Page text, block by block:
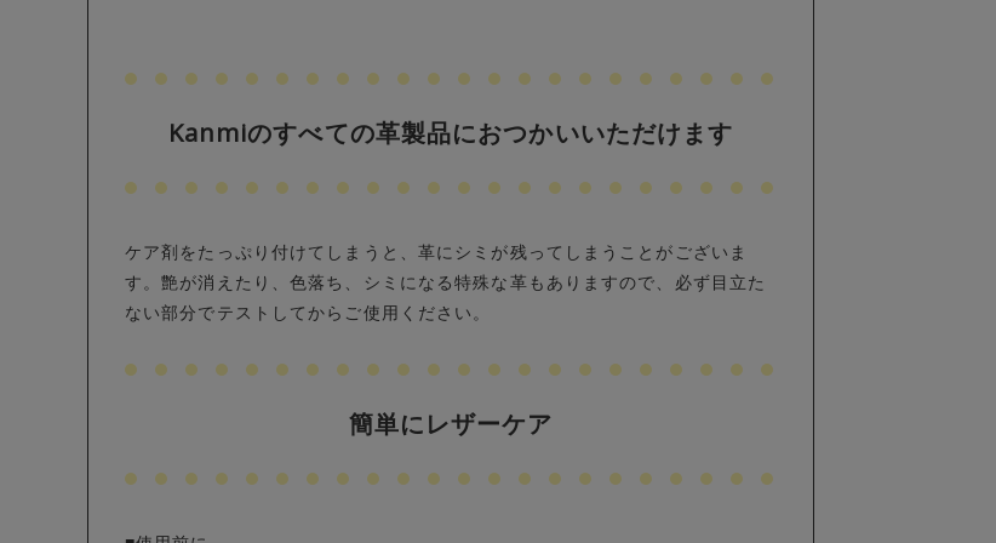
Kanmiのすべての革製品におつかいいただけます
ケア剤をたっぷり付けてしまうと、革にシミが残ってしまうことがございま
す。艶が消えたり、色落ち、シミになる特殊な革もありますので、必ず目立た
ない部分でテストしてからご使用ください。
簡単にレザーケア